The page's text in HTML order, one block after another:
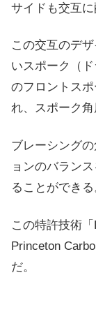
サイドも交互に
この交互のデ
いスポーク（
のフロントス
れ、スポーク角
ブレーシング
ョンのバラン
ることができる
この特許技術「
Princeton
だ。